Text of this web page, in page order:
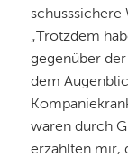
schusssichere
„Trotzdem
gegenüber der
dem
waren durch
erzählten mir,